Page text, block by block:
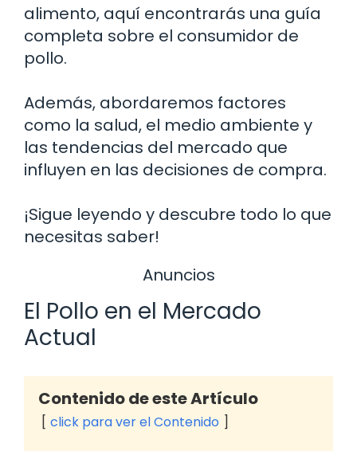
alimento, aquí encontrarás una guía
completa sobre el consumidor de
pollo.
Además, abordaremos factores
como la salud, el medio ambiente y
las tendencias del mercado que
influyen en las decisiones de compra.
¡Sigue leyendo y descubre todo lo que
necesitas saber!
Anuncios
El Pollo en el Mercado
Actual
Contenido de este Artículo
click para ver el Contenido